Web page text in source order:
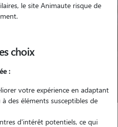
animal ?
Pet Sitter
Aquitaine
le site Animaute risque de
choix
:
votre expérience en adaptant
des éléments susceptibles de
d'intérêt potentiels, ce qui